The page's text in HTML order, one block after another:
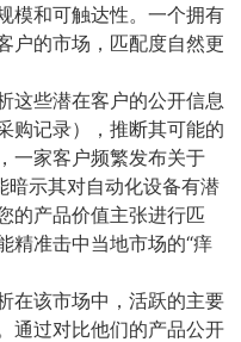
模和可触达性。一个拥有
户的市场，匹配度自然更
这些潜在客户的公开信息
购记录），推断其可能的
一家客户频繁发布关于
暗示其对自动化设备有潜
的产品价值主张进行匹
精准击中当地市场的“痒
在该市场中，活跃的主要
通过对比他们的产品公开